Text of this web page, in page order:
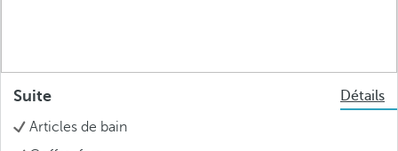
Suite
Détails
Articles de bain